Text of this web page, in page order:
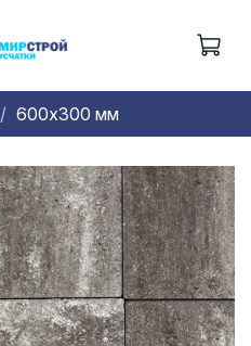
600х300 мм